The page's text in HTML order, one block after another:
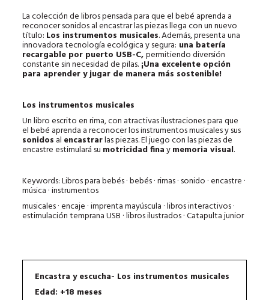
La colección de libros pensada para que el bebé aprenda a
reconocer sonidos al encastrar las piezas llega con un nuevo
título: Los instrumentos musicales. Además, presenta una
innovadora tecnología ecológica y segura: una batería
recargable por puerto USB-C,permitiendo diversión
constante sin necesidad de pilas. ¡Una excelente opción
para aprender y jugar de manera más sostenible!
Los instrumentos musicales
Un libro escrito en rima, con atractivas ilustraciones para que
el bebé aprenda a reconocer los instrumentos musicales y sus
sonidos al encastrarlas piezas. El juego con las piezas de
encastre estimulará su motricidad finaymemoria visual.
Keywords: Libros para bebés · bebés · rimas · sonido · encastre ·
música · instrumentos
musicales · encaje · imprenta mayúscula · libros interactivos ·
estimulación temprana USB · libros ilustrados · Catapulta junior
Encastra y escucha- Los instrumentos musicales
Edad: +18 meses